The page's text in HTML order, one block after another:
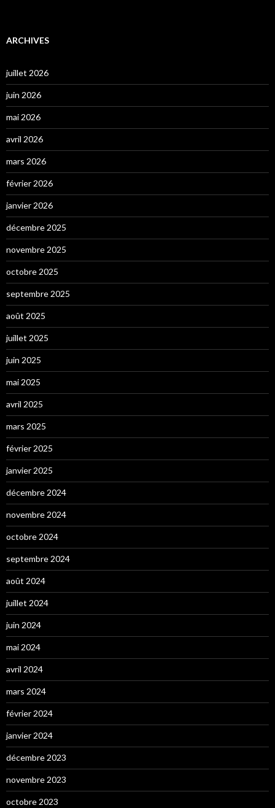
ARCHIVES
juillet 2026
juin 2026
mai 2026
avril 2026
mars 2026
février 2026
janvier 2026
décembre 2025
novembre 2025
octobre 2025
septembre 2025
août 2025
juillet 2025
juin 2025
mai 2025
avril 2025
mars 2025
février 2025
janvier 2025
décembre 2024
novembre 2024
octobre 2024
septembre 2024
août 2024
juillet 2024
juin 2024
mai 2024
avril 2024
mars 2024
février 2024
janvier 2024
décembre 2023
novembre 2023
octobre 2023